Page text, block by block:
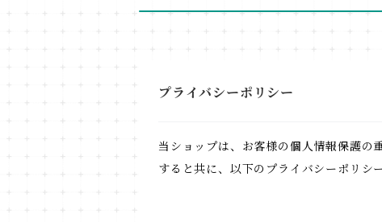
プライバシーポリシー
当ショップは、お客様の個人情報保護の
すると共に、以下のプライバシーポリシ